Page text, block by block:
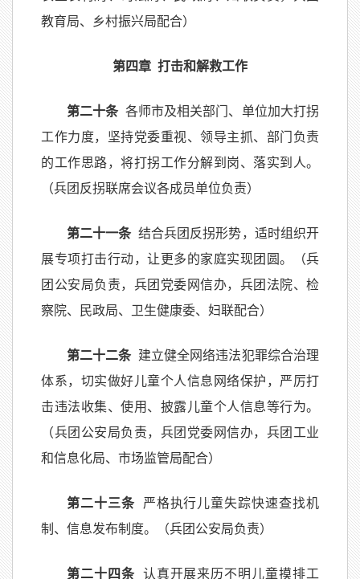
教育局、乡村振兴局配合）
第四章 打击和解救工作
第二十条 各师市及相关部门、单位加大打拐
工作力度，坚持党委重视、领导主抓、部门负责
的工作思路，将打拐工作分解到岗、落实到人。
（兵团反拐联席会议各成员单位负责）
第二十一条 结合兵团反拐形势，适时组织开
展专项打击行动，让更多的家庭实现团圆。（兵
团公安局负责，兵团党委网信办，兵团法院、检
察院、民政局、卫生健康委、妇联配合）
第二十二条 建立健全网络违法犯罪综合治理
体系，切实做好儿童个人信息网络保护，严厉打
击违法收集、使用、披露儿童个人信息等行为。
（兵团公安局负责，兵团党委网信办，兵团工业
和信息化局、市场监管局配合）
第二十三条 严格执行儿童失踪快速查找机
制、信息发布制度。（兵团公安局负责）
第二十四条 认真开展来历不明儿童摸排工